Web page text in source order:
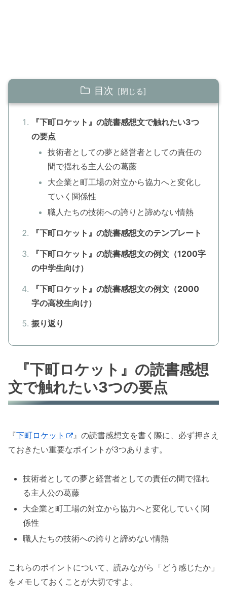
目次
『下町ロケット』の読書感想文で触れたい3つ
の要点
技術者としての夢と経営者としての責任の
間で揺れる主人公の葛藤
大企業と町工場の対立から協力へと変化し
ていく関係性
職人たちの技術への誇りと諦めない情熱
『下町ロケット』の読書感想文のテンプレート
『下町ロケット』の読書感想文の例文（1200字
の中学生向け）
『下町ロケット』の読書感想文の例文（2000
字の高校生向け）
振り返り
『下町ロケット』の読書感想
文で触れたい3つの要点
『下町ロケット
』の読書感想文を書く際に、必ず押さえ
ておきたい重要なポイントが3つあります。
技術者としての夢と経営者としての責任の間で揺れ
る主人公の葛藤
大企業と町工場の対立から協力へと変化していく関
係性
職人たちの技術への誇りと諦めない情熱
これらのポイントについて、読みながら「どう感じたか」
をメモしておくことが大切ですよ。